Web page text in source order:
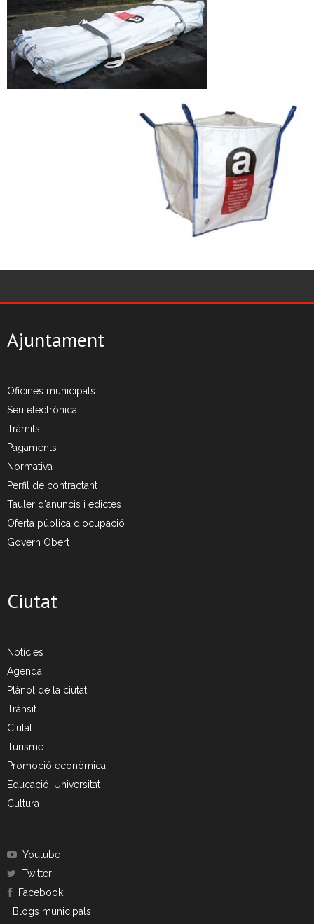
- - Amiant/Fibrociment
- Planta de Transferència
- Deixalleria Can Barba
Nou model de contenidors d’alta eficiència
Ajuntament
Oficines municipals
Seu electrònica
Tràmits
Pagaments
Normativa
Perfil de contractant
Tauler d'anuncis i edictes
Oferta pública d'ocupació
Govern Obert
Ciutat
Notícies
Agenda
Plànol de la ciutat
Trànsit
Ciutat
Turisme
Promoció econòmica
Educaciói Universitat
Cultura
Youtube
Twitter
Facebook
Blogs municipals